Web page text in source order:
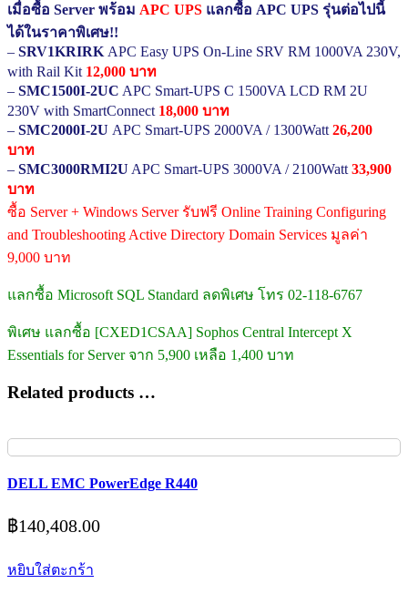
เมื่อซื้อ Server พร้อม APC UPS แลกซื้อ APC UPS รุ่นต่อไปนี้
ได้ในราคาพิเศษ!!
– SRV1KRIRK APC Easy UPS On-Line SRV RM 1000VA 230V,
with Rail Kit 12,000 บาท
– SMC1500I-2UC APC Smart-UPS C 1500VA LCD RM 2U
230V with SmartConnect 18,000 บาท
– SMC2000I-2U APC Smart-UPS 2000VA / 1300Watt 26,200
บาท
– SMC3000RMI2U APC Smart-UPS 3000VA / 2100Watt 33,900
บาท
ซื้อ Server + Windows Server รับฟรี Online Training Configuring
and Troubleshooting Active Directory Domain Services มูลค่า
9,000 บาท
แลกซื้อ Microsoft SQL Standard ลดพิเศษ โทร 02-118-6767
พิเศษ แลกซื้อ [CXED1CSAA] Sophos Central Intercept X
Essentials for Server จาก 5,900 เหลือ 1,400 บาท
Related products …
DELL EMC PowerEdge R440
฿140,408.00
หยิบใส่ตะกร้า